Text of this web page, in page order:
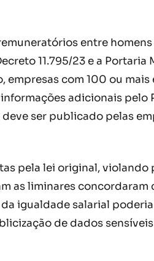
entre
11.795/23 e a Portaria
com 100 ou
adicionais pelo
ser publicado pelas
pela lei original,
as liminares concordaram
igualdade salarial
de dados